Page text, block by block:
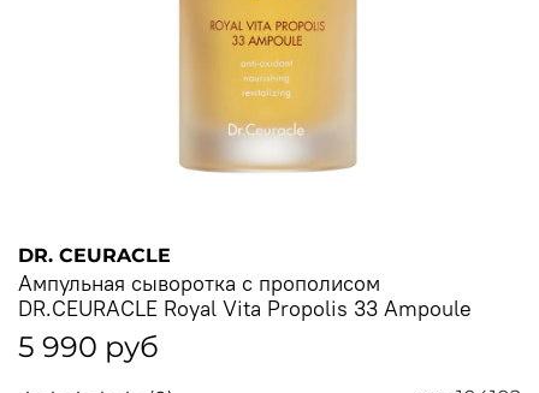
DR. CEURACLE
Ампульная сыворотка с прополисом
DR.CEURACLE Royal Vita Propolis 33 Ampoule
5 990 руб